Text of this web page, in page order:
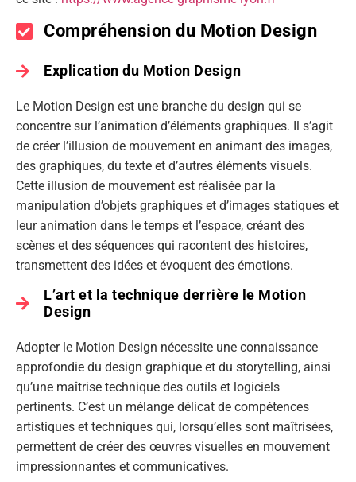
Compréhension du Motion Design
Explication du Motion Design
Le Motion Design est une branche du design qui se
concentre sur l’animation d’éléments graphiques. Il s’agit
de créer l’illusion de mouvement en animant des images,
des graphiques, du texte et d’autres éléments visuels.
Cette illusion de mouvement est réalisée par la
manipulation d’objets graphiques et d’images statiques et
leur animation dans le temps et l’espace, créant des
scènes et des séquences qui racontent des histoires,
transmettent des idées et évoquent des émotions.
L’art et la technique derrière le Motion
Design
Adopter le Motion Design nécessite une connaissance
approfondie du design graphique et du storytelling, ainsi
qu’une maîtrise technique des outils et logiciels
pertinents. C’est un mélange délicat de compétences
artistiques et techniques qui, lorsqu’elles sont maîtrisées,
permettent de créer des œuvres visuelles en mouvement
impressionnantes et communicatives.